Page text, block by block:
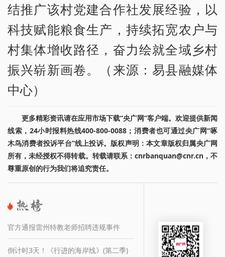
结推广该村党建合作社发展经验，以
科技赋能粮食生产，持续拓宽农户与
村集体增收路径，奋力绘就全域乡村
振兴崭新画卷。（来源：易县融媒体
中心）
更多精彩资讯请在应用市场下载“央广网”客户端。欢迎提供新闻
线索，24小时报料热线400-800-0088；消费者也可通过央广网“啄
木鸟消费者投诉平台”线上投诉。版权声明：本文章版权归属央广网
所有，未经授权不得转载。转载请联系：cnrbanquan@cnr.cn，不
尊重原创的行为我们将追究责任。
官方通报雷州特教老师招聘违规事件
倒计时3天！《行进的海岸线》(第二季)